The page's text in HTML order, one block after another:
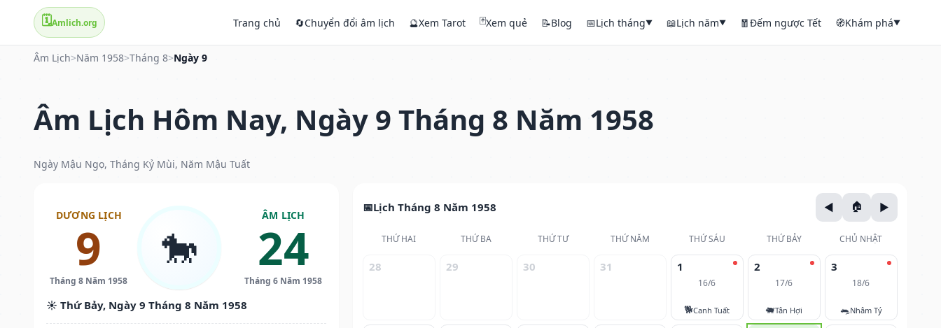
🗓️Amlich.org Trang chủ 🔄Chuyển đổi âm lịch 🔮Xem Tarot 🃏Xem quẻ 📝Blog 📅Lịch tháng▼ 📖Lịch năm▼ 🧧Đếm ngược Tết 🧭Khám phá▼
Âm Lịch>Năm 1958>Tháng 8>Ngày 9
Âm Lịch Hôm Nay, Ngày 9 Tháng 8 Năm 1958
Ngày Mậu Ngọ, Tháng Kỷ Mùi, Năm Mậu Tuất
DƯƠNG LỊCH
9
Tháng 8 Năm 1958
🐎
ÂM LỊCH
24
Tháng 6 Năm 1958
☀️ Thứ Bảy, Ngày 9 Tháng 8 Năm 1958
Lịch Tháng 8 Năm 1958
THỨ HAI THỨ BA THỨ TƯ THỨ NĂM THỨ SÁU THỨ BẢY CHỦ NHẬT
28 29 30 31 1
16/6
🐕Canh Tuất
2
17/6
🐖Tân Hợi
3
18/6
🐀Nhâm Tý